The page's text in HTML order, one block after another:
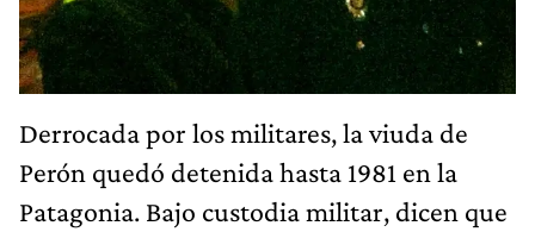
Derrocada por los militares, la viuda de
Perón quedó detenida hasta 1981 en la
Patagonia. Bajo custodia militar, dicen que